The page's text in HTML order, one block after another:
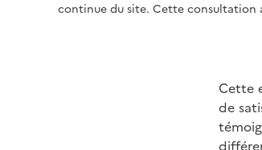
continue du site. Cette consultation
Cette
de